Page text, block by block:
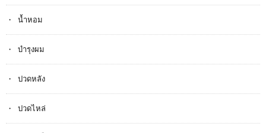
น้ำหอม
บำรุงผม
ปวดหลัง
ปวดไหล่